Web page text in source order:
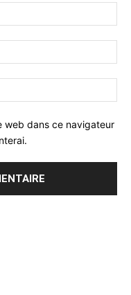
web dans ce navigateur